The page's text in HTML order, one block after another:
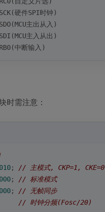
硬件SPI时钟)
主出从入)
主入从出)
中断输入)
时需注意：
; // 主模式, CKP=1, CKE=0
; // 标准模式
; // 无帧同步
// 时钟分频(Fosc/20)